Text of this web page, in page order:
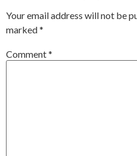
Your email address will not be
marked*
Comment*